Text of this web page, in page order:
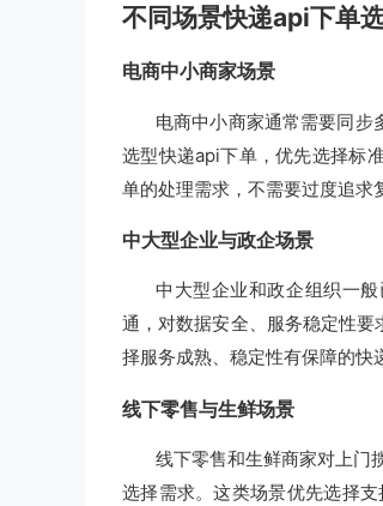
不同场景快递api下单
电商中小商家场景
电商中小商家通常需要同步
选型快递api下单，优先选择标
单的处理需求，不需要过度追求
中大型企业与政企场景
中大型企业和政企组织一
通，对数据安全、服务稳定性
择服务成熟、稳定性有保障的快
线下零售与生鲜场景
线下零售和生鲜商家对上门
选择需求。这类场景优先选择